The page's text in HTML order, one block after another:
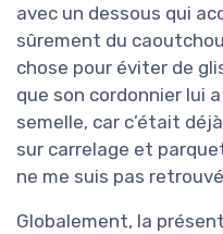
avec un dessous qui
sûrement du
chose pour éviter de
que son cordonnier lui
semelle, car c’était
sur carrelage et
ne me suis pas
Globalement, la